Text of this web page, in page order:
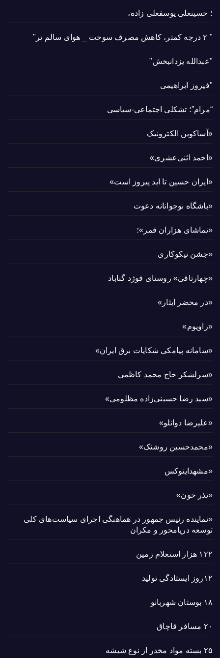
؛ حسینعلی یوسفعلی زاده،
" ۲ درجه کمتر، کاهش مصرف سوخت _ هوای سالم تر"
"عبدالله یزدانبخش"
"فیروز ابراهیمی
“مرام”؛ تشکلی اجتماعی-سیاسی
«آساکوین الکترونیک
«احمد اثنی‌عشری»
«ایران حسین تا ابد پیروز است»
«باشگاه نوجوانانه دعوت
«تماشای هزاران قمر»؛
«جشن نیکوکاری
«چهارتاقی» روستای قوژد گناباد
«در محضر ایثار»
«راویوم»
«سامانه پیامکی شکایات برق ایران»
«سرلشکر حاج محمد کاظمی
«سید رضا حسینی‌زاده مظلومی»
«علیرضا دوانلو»
«محمدحسین روشنک»
«مشهداینوکس
«نذر خون»
«نماینده رئیس جمهور در هماهنگی اجرای سیاست‌های کلی
توسعه دریامحور و مکران
۱۲۲ هزار استعلام زمین
۱۲روز ایستادگی تولید
۱۸ بوستان شهربانو
۲۰ مسافر قاچاق
۲۵ بسته مواد مخدر از نوع شیشه